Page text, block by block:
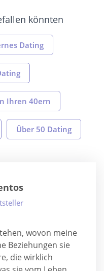
könnten
Dating
Ihren 40ern
Über 50 Dating
wovon meine
Beziehungen sie
die wirklich